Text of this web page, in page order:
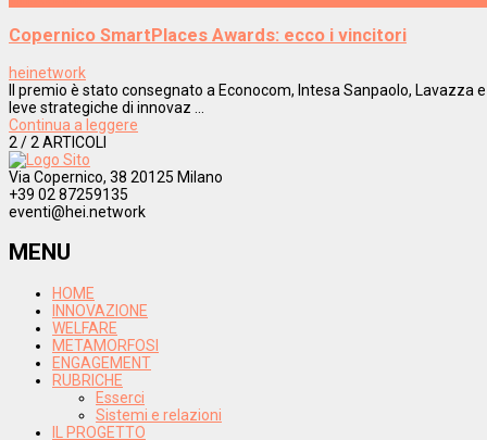
Copernico SmartPlaces Awards: ecco i vincitori
heinetwork
Il premio è stato consegnato a Econocom, Intesa Sanpaolo,
leve strategiche di innovaz ...
Continua a leggere
2 / 2 ARTICOLI
Via Copernico, 38 20125 Milano
+39 02 87259135
eventi@hei.network
MENU
HOME
INNOVAZIONE
WELFARE
METAMORFOSI
ENGAGEMENT
RUBRICHE
Esserci
Sistemi e relazioni
IL PROGETTO